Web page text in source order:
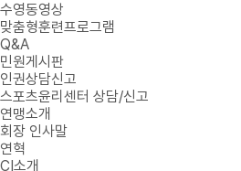
수영동영상
맞춤형훈련프로그램
Q&A
민원게시판
인권상담신고
스포츠윤리센터 상담/신고
연맹소개
회장 인사말
연혁
CI소개